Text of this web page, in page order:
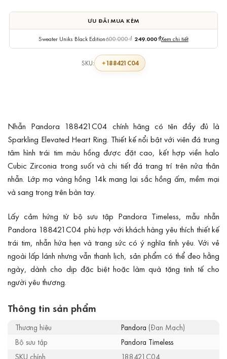
ƯU ĐÃI MUA KÈM
Sweater Uniks Black Edition600.000₫ 249.000 ₫Xem chi tiết
SKU: 188421C04
Nhẫn Pandora 188421C04 chính hãng có tên đầy đủ là
Sparkling Elevated Heart Ring. Thiết kế nổi bật với viên đá trung
tâm hình trái tim màu hồng được đặt cao, kết hợp viền halo
Cubic Zirconia trong suốt và chi tiết đá trang trí trên nửa thân
nhẫn. Lớp mạ vàng hồng 14k mang lại sắc hồng ấm, mềm mại
và sang trọng trên bàn tay.
Lấy cảm hứng từ bộ sưu tập Pandora Timeless, mẫu nhẫn
Pandora 188421C04 phù hợp với khách hàng yêu thích thiết kế
trái tim, nhẫn hứa hẹn và trang sức có ý nghĩa tình yêu. Với vẻ
ngoài lấp lánh nhưng vẫn thanh lịch, sản phẩm có thể đeo hằng
ngày, dành cho dịp đặc biệt hoặc làm quà tặng tinh tế cho
người yêu thương.
Thông tin sản phẩm
Thương hiệu Pandora (Đan Mạch)
Bộ sưu tập
Pandora Timeless
SKU chính
188421C04